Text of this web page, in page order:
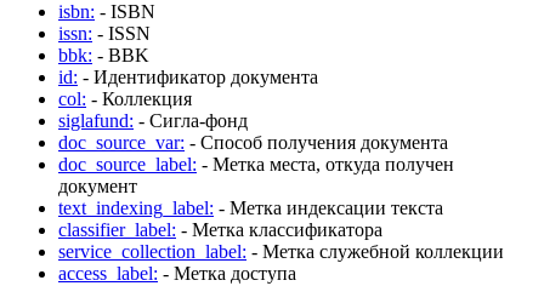
isbn: - ISBN
issn: - ISSN
bbk: - BBK
id: - Идентификатор документа
col: - Коллекция
siglafund: - Сигла-фонд
doc_source_var: - Способ получения документа
doc_source_label: - Метка места, откуда получен
документ
text_indexing_label: - Метка индексации текста
classifier_label: - Метка классификатора
service_collection_label: - Метка служебной коллекции
access_label: - Метка доступа